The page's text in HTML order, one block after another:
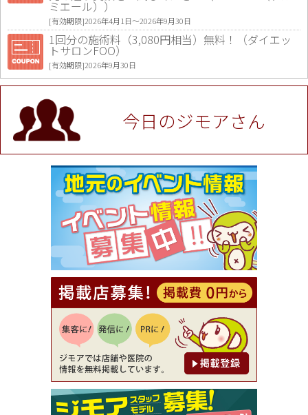
ミエール））
[有効期限]2026年4月1日〜2026年9月30日
1回分の施術料（3,080円相当）無料！（ダイエッ
トサロンFOO）
[有効期限]2026年9月30日
値段提示後「ジモア見た」で更に買い取り金額 U
P！※チケットと新品商品は除く（大黒屋 高田馬場
駅前店）
[有効期限]2026年9月30日
★ジモア限定特典★ お会計より全品5％OFF（ナチ
ュラル＆ハンドメイドショップ［マキマキ］）
[有効期限]2026年9月30日まで
【ジモア限定①】初回割引 特価 VIO脱毛11,000円
⇒8,800円（メンズ専門ワックス脱毛サロン Mickle
（ミックル））
[有効期限]2026年9月30日
【ジモア読者特典2】コース 3,500円→3,000円（料
理5品+2時間飲み放題）（創作イタリアン Pia Cu
ore（ピアクオーレ））
[有効期限]2026年9月30日
【ジモア読者特典1】料理全品20％OFF ※18時以
降（創作イタリアン Pia Cuore（ピアクオーレ））
[有効期限]2026年9月30日
【ジモア限定②】初回割引 特価 鼻毛脱毛 半額 2,2
00円⇒1,100円（メンズ専門ワックス脱毛サロン Mi
ckle（ミックル））
[有効期限]2026年9月30日
【ジモア限定特典①】まつ毛カール 3,850円→ 2,7
今日のジモアさん